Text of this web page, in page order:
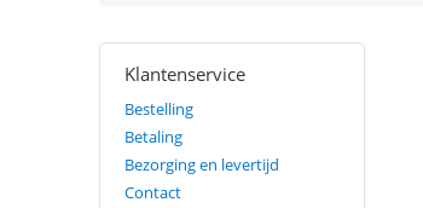
Klantenservice
Bestelling
Betaling
Bezorging en levertijd
Contact